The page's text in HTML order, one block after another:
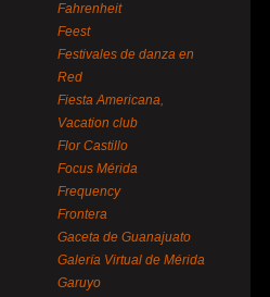
Fahrenheit
Feest
Festivales de danza en
Red
Fiesta Americana,
Vacation club
Flor Castillo
Focus Mérida
Frequency
Frontera
Gaceta de Guanajuato
Galería Virtual de Mérida
Garuyo